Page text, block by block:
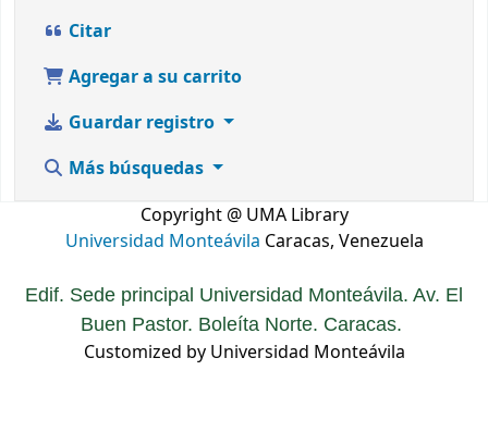
Citar
Agregar a su carrito
Guardar registro
Más búsquedas
Copyright @ UMA Library
Universidad Monteávila Caracas, Venezuela
Edif. Sede principal Universidad Monteávila. Av. El
Buen Pastor. Boleíta Norte. Caracas.
Customized by Universidad Monteávila